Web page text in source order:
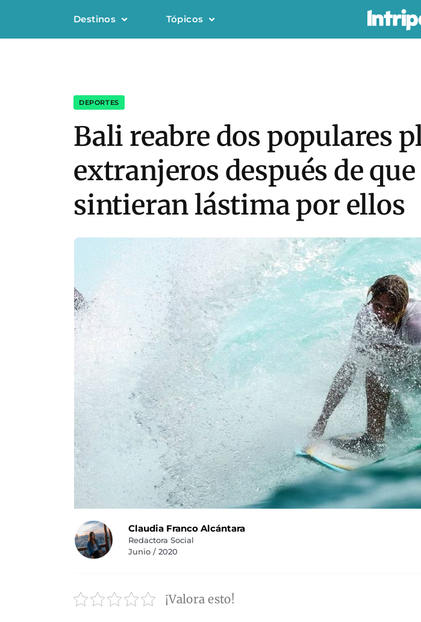
Destinos Tópicos
DEPORTES
Bali reabre dos populares
extranjeros después de
sintieran lástima por ellos
Claudia Franco Alcántara
Redactora Social
Junio / 2020
¡Valora esto!